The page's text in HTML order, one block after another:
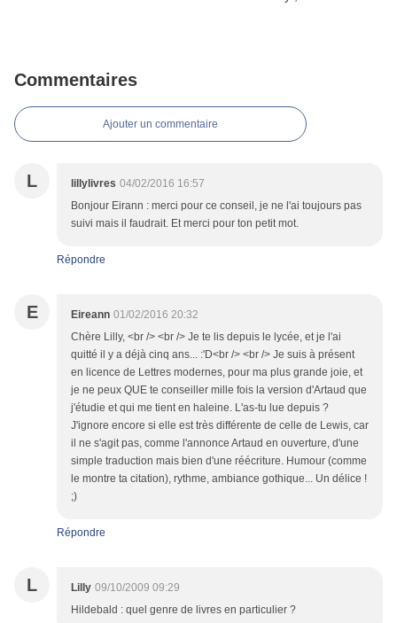
Commentaires
Ajouter un commentaire
L lillylivres 04/02/2016 16:57
Bonjour Eirann : merci pour ce conseil, je ne l'ai toujours pas
suivi mais il faudrait. Et merci pour ton petit mot.
Répondre
E Eireann 01/02/2016 20:32
Chère Lilly, <br /> <br /> Je te lis depuis le lycée, et je l'ai
quitté il y a déjà cinq ans... :'D<br /> <br /> Je suis à présent
en licence de Lettres modernes, pour ma plus grande joie, et
je ne peux QUE te conseiller mille fois la version d'Artaud que
j'étudie et qui me tient en haleine. L'as-tu lue depuis ?
J'ignore encore si elle est très différente de celle de Lewis, car
il ne s'agit pas, comme l'annonce Artaud en ouverture, d'une
simple traduction mais bien d'une réécriture. Humour (comme
le montre ta citation), rythme, ambiance gothique... Un délice !
;)
Répondre
L Lilly 09/10/2009 09:29
Hildebald : quel genre de livres en particulier ?